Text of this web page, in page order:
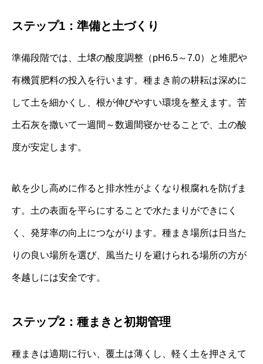
ステップ1：準備と土づくり
準備段階では、土壌の酸度調整（pH6.5～7.0）と堆肥や
有機質肥料の投入を行います。種まき前の耕耘は深めに
して土を細かくし、根が伸びやすい環境を整えます。苦
土石灰を撒いて一週間～数週間寝かせることで、土の酸
度が安定します。
畝を少し高めに作ると排水性がよくなり根腐れを防げま
す。土の表面を平らにすることで水たまりができにく
く、発芽率の向上につながります。種まき場所は日当た
りの良い場所を選び、風当たりを避けられる場所の方が
冬越しには安全です。
ステップ2：種まきと初期管理
種まきは適期に行い、覆土は薄くし、軽く土を押さえて